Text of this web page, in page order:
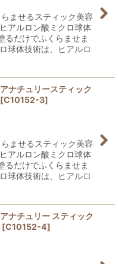
ませるスティック美容
アルロン酸ミクロ球体
るだけでふくらませま
球体技術は、ヒアルロ
ナチュリースティック
[C10152-3]
ませるスティック美容
アルロン酸ミクロ球体
るだけでふくらませま
球体技術は、ヒアルロ
ナチュリー スティック
[C10152-4]